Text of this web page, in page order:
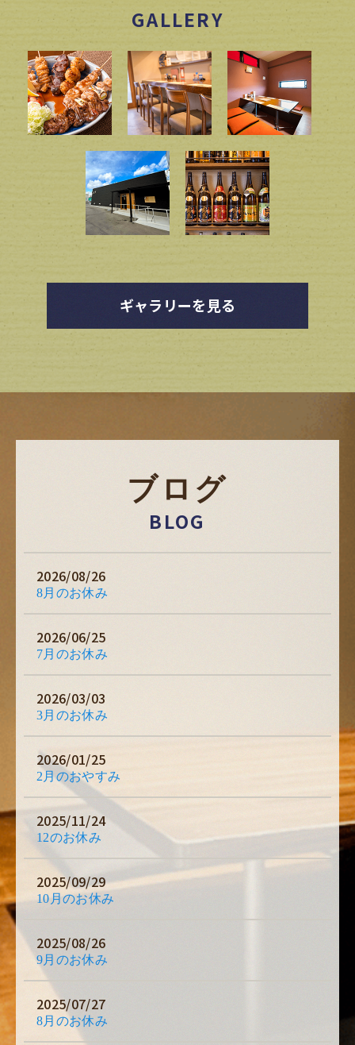
GALLERY
ギャラリーを見る
ブログ
BLOG
2026/08/26
8月のお休み
2026/06/25
7月のお休み
2026/03/03
3月のお休み
2026/01/25
2月のおやすみ
2025/11/24
12のお休み
2025/09/29
10月のお休み
2025/08/26
9月のお休み
2025/07/27
8月のお休み